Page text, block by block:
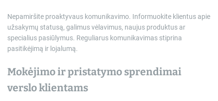
Nepamiršite proaktyvaus komunikavimo. Informuokite klientus apie
užsakymų statusą, galimus vėlavimus, naujus produktus ar
specialius pasiūlymus. Reguliarus komunikavimas stiprina
pasitikėjimą ir lojalumą.
Mokėjimo ir pristatymo sprendimai
verslo klientams